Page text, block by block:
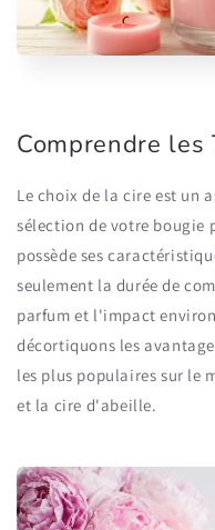
Comprendre les
Le choix de la cire est un
sélection de votre bougie
possède ses
seulement la durée de
parfum et l'impact
décortiquons les
les plus populaires sur le
et la cire d'abeille.